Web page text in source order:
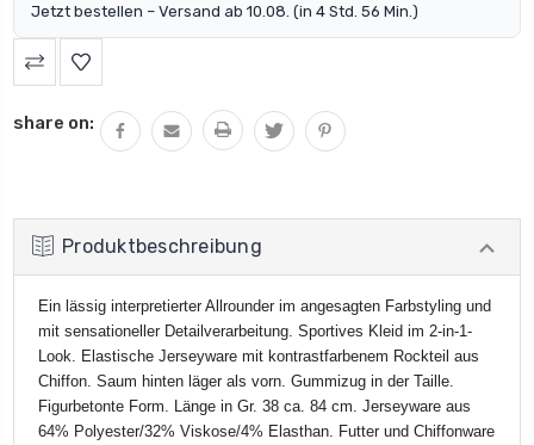
Jetzt bestellen – Versand ab 10.08. (in 4 Std. 56 Min.)
share on:
Produktbeschreibung
Ein lässig interpretierter Allrounder im angesagten Farbstyling und
mit sensationeller Detailverarbeitung. Sportives Kleid im 2-in-1-
Look. Elastische Jerseyware mit kontrastfarbenem Rockteil aus
Chiffon. Saum hinten läger als vorn. Gummizug in der Taille.
Figurbetonte Form. Länge in Gr. 38 ca. 84 cm. Jerseyware aus
64% Polyester/32% Viskose/4% Elasthan. Futter und Chiffonware